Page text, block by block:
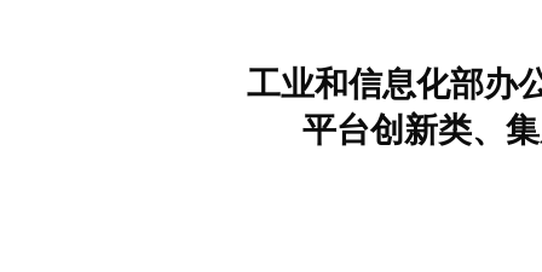
工业和信息化部办
平台创新类、